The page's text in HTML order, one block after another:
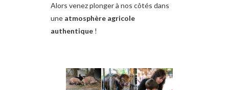
Alors venez plonger à nos côtés dans
une atmosphère agricole
authentique !